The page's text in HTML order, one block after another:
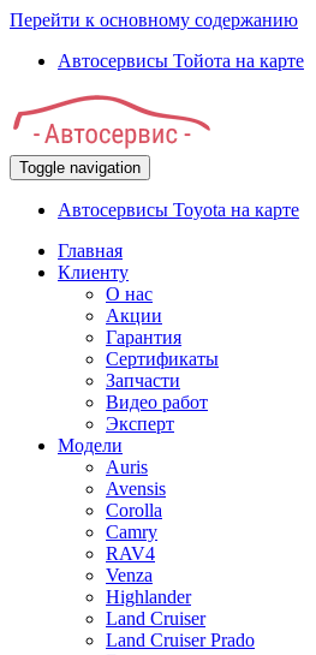
Перейти к основному содержанию
Автосервисы Тойота на карте
Toggle navigation
Автосервисы Toyota на карте
Главная
Клиенту
О нас
Акции
Гарантия
Сертификаты
Запчасти
Видео работ
Эксперт
Модели
Auris
Avensis
Corolla
Camry
RAV4
Venza
Highlander
Land Cruiser
Land Cruiser Prado